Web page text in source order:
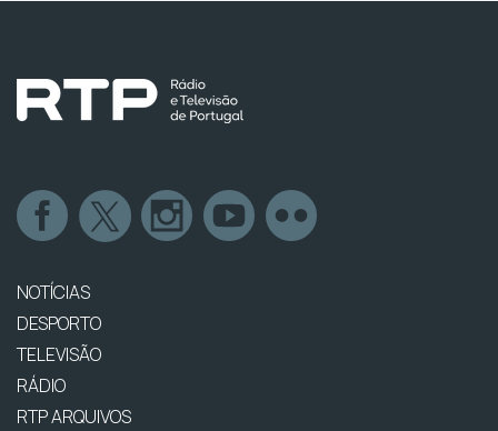
NOTÍCIAS
DESPORTO
TELEVISÃO
RÁDIO
RTP ARQUIVOS